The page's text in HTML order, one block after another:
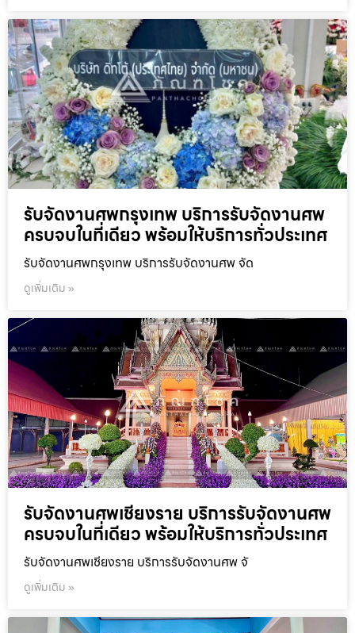
รับจัดงานศพกรุงเทพ บริการรับจัดงานศพ
ครบจบในที่เดียว พร้อมให้บริการทั่วประเทศ
รับจัดงานศพกรุงเทพ บริการรับจัดงานศพ จัด
ดูเพิ่มเติม »
รับจัดงานศพเชียงราย บริการรับจัดงานศพ
ครบจบในที่เดียว พร้อมให้บริการทั่วประเทศ
รับจัดงานศพเชียงราย บริการรับจัดงานศพ จั
ดูเพิ่มเติม »